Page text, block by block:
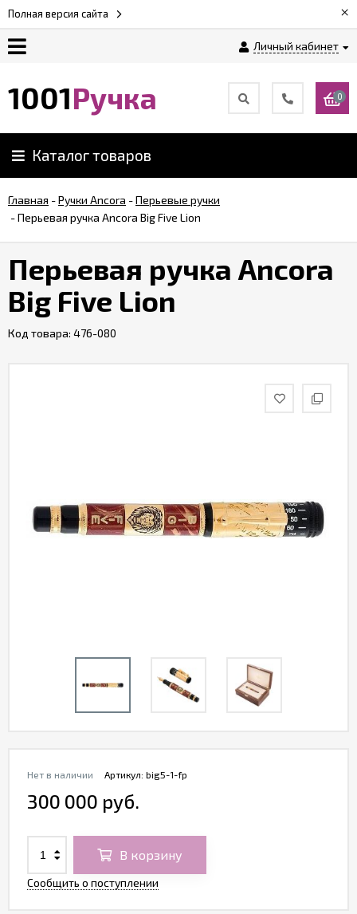
Полная версия сайта ×
Личный кабинет
Возврат
Обзоры
ручек
Контакты
1001Ручка 0
Каталог товаров
Главная -Ручки Ancora -Перьевые ручки
-Перьевая ручка Ancora Big Five Lion
Перьевая ручка Ancora
Big Five Lion
Код товара: 476-080
Артикул: big5-1-fp
Нет в наличии
300 000 руб.
В корзину
Сообщить о поступлении